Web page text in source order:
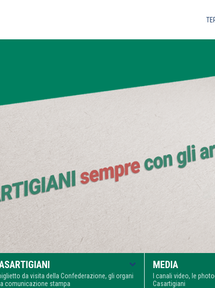
biglietto da visita della Confederazione, gli organi
comunicazione stampa
MEDIA
I canali video, le
Casartigiani